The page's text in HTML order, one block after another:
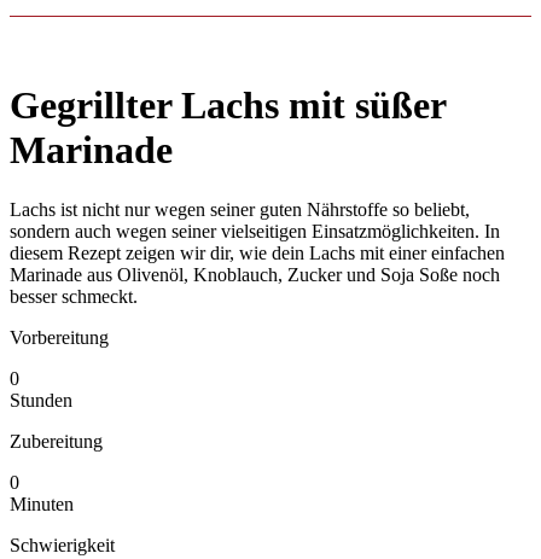
Gegrillter Lachs mit süßer
Marinade
Lachs ist nicht nur wegen seiner guten Nährstoffe so beliebt,
sondern auch wegen seiner vielseitigen Einsatzmöglichkeiten. In
diesem Rezept zeigen wir dir, wie dein Lachs mit einer einfachen
Marinade aus Olivenöl, Knoblauch, Zucker und Soja Soße noch
besser schmeckt.
Vorbereitung
0
Stunden
Zubereitung
0
Minuten
Schwierigkeit